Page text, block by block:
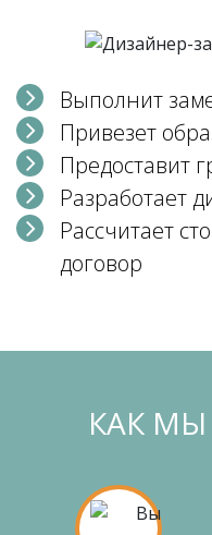
Выполнит
Привезет
Предоставит
Разработает
Рассчитает
договор
КАК МЫ